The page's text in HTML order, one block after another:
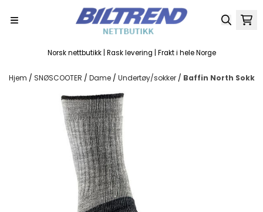
Norsk nettbutikk | Rask levering | Frakt i hele Norge
Hjem / SNØSCOOTER / Dame / Undertøy/sokker / Baffin North Sokk